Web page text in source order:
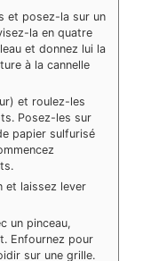
et posez-la sur un
la en quatre
et donnez lui la
à la cannelle
et roulez-les
Posez-les sur
papier sulfurisé
et laissez lever
un pinceau,
Enfournez pour
sur une grille.